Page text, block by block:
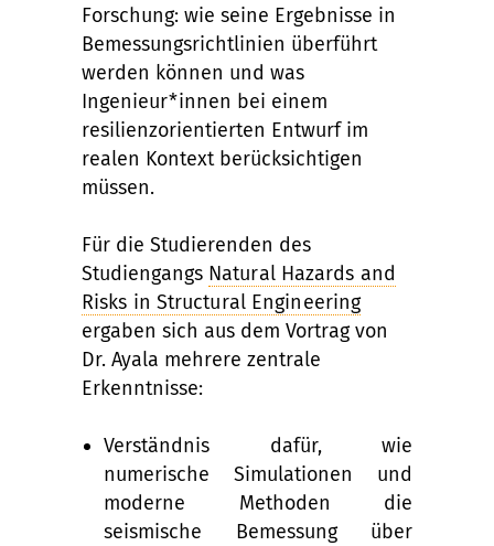
Forschung: wie seine Ergebnisse in
Bemessungsrichtlinien überführt
werden können und was
Ingenieur*innen bei einem
resilienzorientierten Entwurf im
realen Kontext berücksichtigen
müssen.
Für die Studierenden des
Studiengangs Natural Hazards and
Risks in Structural Engineering
ergaben sich aus dem Vortrag von
Dr. Ayala mehrere zentrale
Erkenntnisse:
Verständnis dafür, wie
numerische Simulationen und
moderne Methoden die
seismische Bemessung über